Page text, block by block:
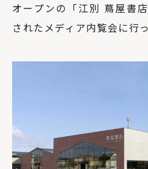
オープンの「江別 蔦屋書
されたメディア内覧会に行